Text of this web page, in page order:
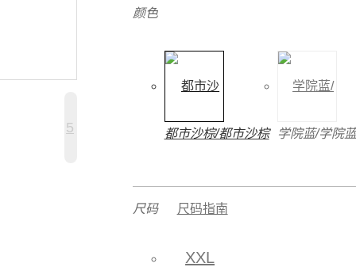
5
颜色
都市沙棕/都市沙棕 学院蓝/学院蓝
尺码 尺码指南
XXL